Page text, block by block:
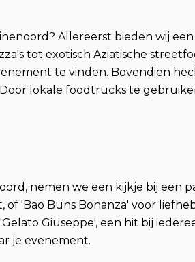
Allereerst bieden wij een
tot exotisch Aziatische
te vinden. Bovendien
lokale foodtrucks te
nemen we een kijkje bij een
'Bao Buns Bonanza' voor
Giuseppe', een hit bij
je evenement.